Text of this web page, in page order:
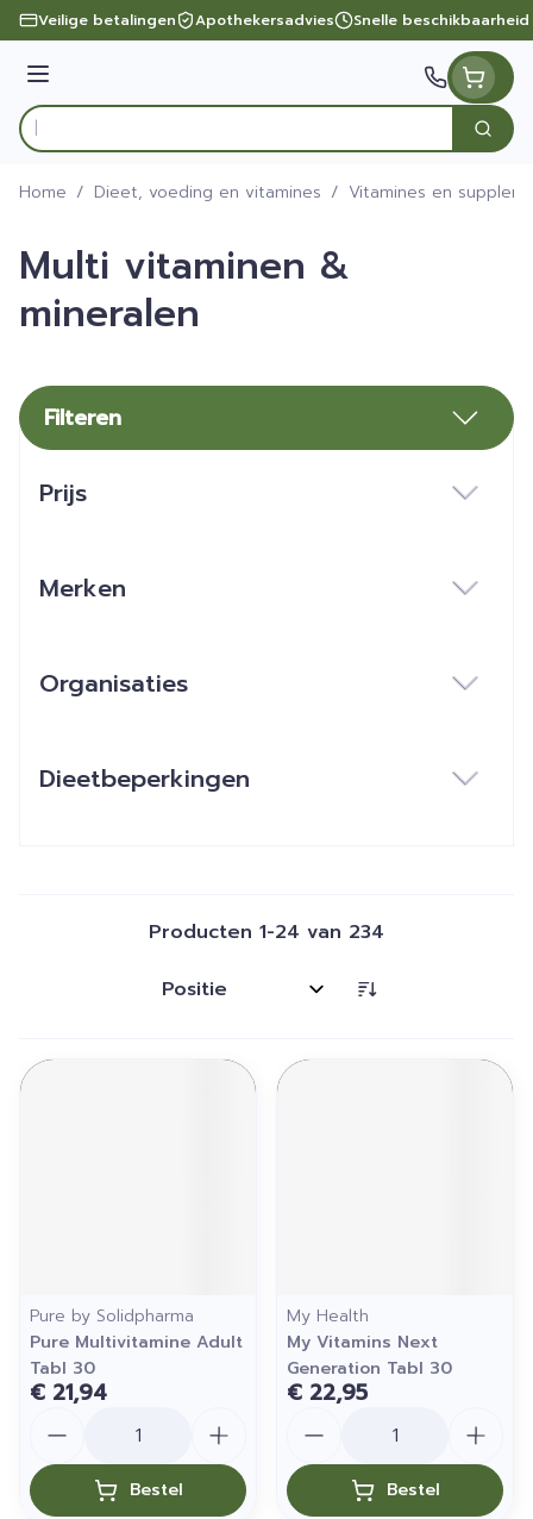
Ga naar de inhoud
Veilige betalingen Apothekersadvies Snelle beschikbaarheid
Menu
Product, merk, categorie...
Zoek
Home / Dieet, voeding en vitamines / Vitamines en
Multi vitaminen &
mineralen
Filteren
Prijs
Merken
Organisaties
Dieetbeperkingen
Producten 1-24 van 234
Sorteer op:
Pure by Solidpharma
Pure Multivitamine Adult
Tabl 30
€ 21,94
Bestel
My Health
My Vitamins Next
Generation Tabl 30
€ 22,95
Bestel